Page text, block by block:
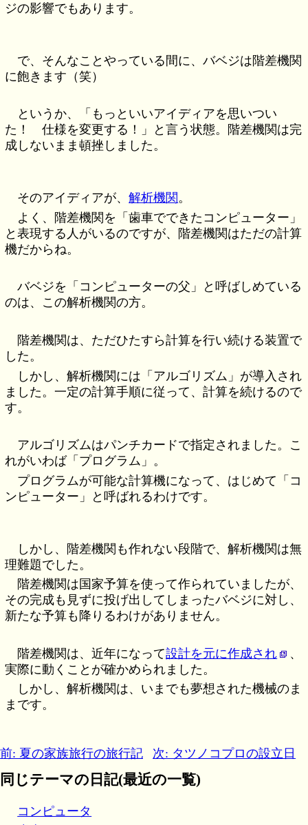
ジの影響でもあります。
で、そんなことやっている間に、バベジは階差機関
に飽きます（笑）
というか、「もっといいアイディアを思いつい
た！ 仕様を変更する！」と言う状態。階差機関は完
成しないまま頓挫しました。
そのアイディアが、解析機関。
よく、階差機関を「歯車でできたコンピューター」
と表現する人がいるのですが、階差機関はただの計算
機だからね。
バベジを「コンピューターの父」と呼ばしめている
のは、この解析機関の方。
階差機関は、ただひたすら計算を行い続ける装置で
した。
しかし、解析機関には「アルゴリズム」が導入され
ました。一定の計算手順に従って、計算を続けるので
す。
アルゴリズムはパンチカードで指定されました。こ
れがいわば「プログラム」。
プログラムが可能な計算機になって、はじめて「コ
ンピューター」と呼ばれるわけです。
しかし、階差機関も作れない段階で、解析機関は無
理難題でした。
階差機関は国家予算を使って作られていましたが、
その完成も見ずに投げ出してしまったバベジに対し、
新たな予算も降りるわけがありません。
階差機関は、近年になって設計を元に作成され
、
実際に動くことが確かめられました。
しかし、解析機関は、いまでも夢想された機械のま
まです。
前: 夏の家族旅行の旅行記 次: タツノコプロの設立日
同じテーマの日記(最近の一覧)
コンピュータ